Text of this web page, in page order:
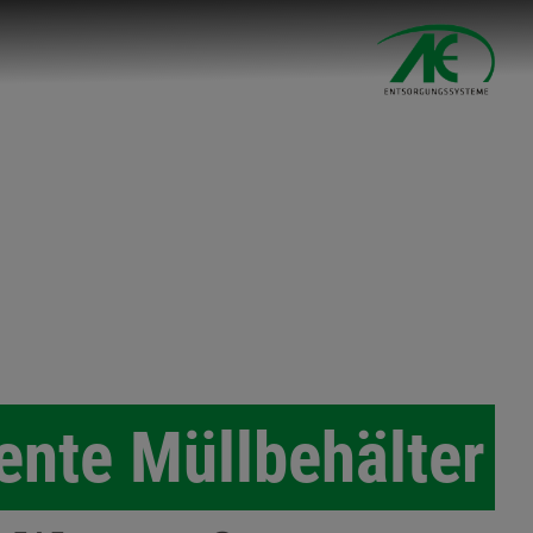
Müllbehälter